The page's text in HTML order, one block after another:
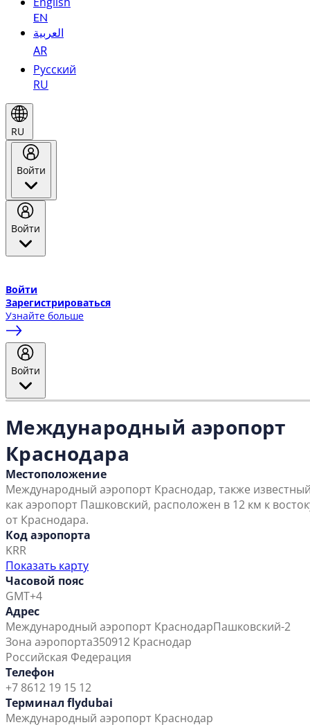
EN
العربية
AR
Русский
RU
RU
Войти
Войти
Войти
Зарегистрироваться
Узнайте больше
Войти
Международный аэропорт
Краснодара
Местоположение
Международный аэропорт Краснодар, также
как аэропорт Пашковский, расположен в 12 км к
от Краснодара.
Код аэропорта
KRR
Показать карту
Часовой пояс
GMT+4
Адрес
Международный аэропорт КраснодарПашковский-2
Зона аэропорта350912 Краснодар
Российская Федерация
Телефон
+7 8612 19 15 12
Терминал flydubai
Международный аэропорт Краснодар